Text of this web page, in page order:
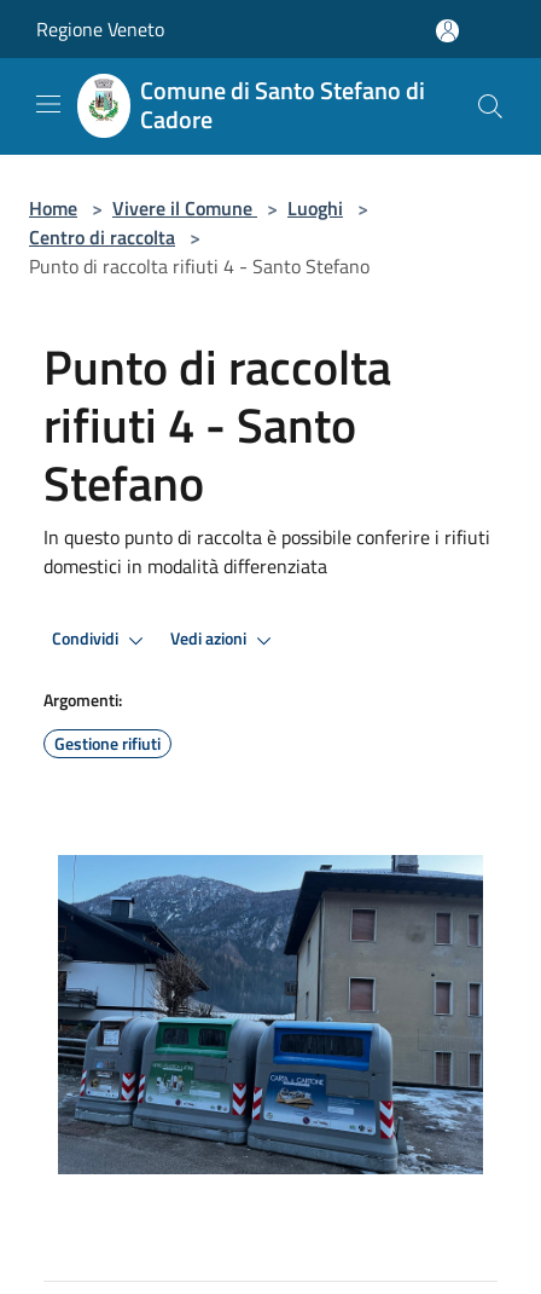
Regione Veneto
Comune di Santo Stefano di
Cadore
Home > Vivere il Comune > Luoghi >
Centro di raccolta >
Punto di raccolta rifiuti 4 - Santo Stefano
Punto di raccolta
rifiuti 4 - Santo
Stefano
In questo punto di raccolta è possibile conferire i rifiuti
domestici in modalità differenziata
Condividi Vedi azioni
Argomenti:
Gestione rifiuti